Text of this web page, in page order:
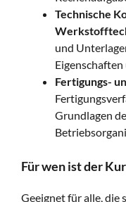
Technische
und
Fertigungs-
Grundlagen
Für wen ist der
Geeignet für alle, die